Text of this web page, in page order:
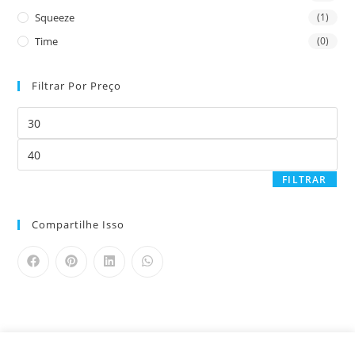
Squeeze (1)
Time (0)
Filtrar Por Preço
FILTRAR
Compartilhe Isso